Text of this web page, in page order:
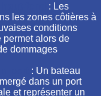
: Les
les zones côtières à
conditions
permet alors de
dommages
: Un bateau
dans un port
et représenter un